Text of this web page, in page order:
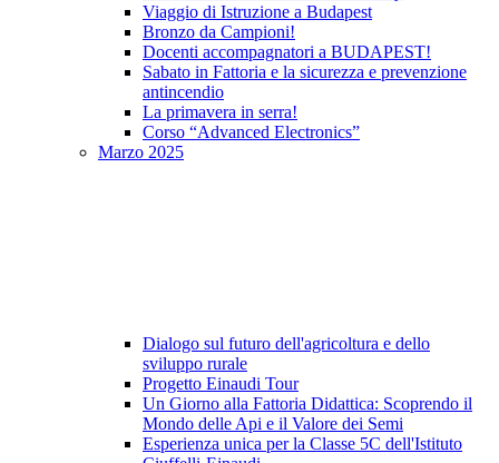
Viaggio di Istruzione a Budapest
Bronzo da Campioni!
Docenti accompagnatori a BUDAPEST!
Sabato in Fattoria e la sicurezza e prevenzione
antincendio
La primavera in serra!
Corso “Advanced Electronics”
Marzo 2025
Dialogo sul futuro dell'agricoltura e dello
sviluppo rurale
Progetto Einaudi Tour
Un Giorno alla Fattoria Didattica: Scoprendo il
Mondo delle Api e il Valore dei Semi
Esperienza unica per la Classe 5C dell'Istituto